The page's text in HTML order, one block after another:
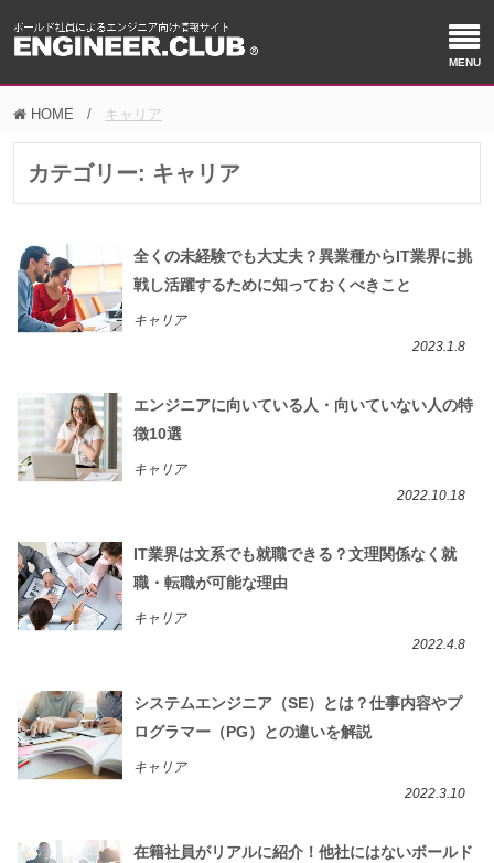
HOME キャリア
カテゴリー: キャリア
全くの未経験でも大丈夫？異業種からIT業界に挑
戦し活躍するために知っておくべきこと
キャリア
2023.1.8
エンジニアに向いている人・向いていない人の特
徴10選
キャリア
2022.10.18
IT業界は文系でも就職できる？文理関係なく就
職・転職が可能な理由
キャリア
2022.4.8
システムエンジニア（SE）とは？仕事内容やプ
ログラマー（PG）との違いを解説
キャリア
2022.3.10
在籍社員がリアルに紹介！他社にはないボールド